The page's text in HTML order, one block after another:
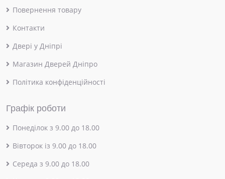
Повернення товару
Контакти
Двері у Дніпрі
Магазин Дверей Дніпро
Політика конфіденційності
Графік роботи
Понеділок з 9.00 до 18.00
Вівторок із 9.00 до 18.00
Середа з 9.00 до 18.00